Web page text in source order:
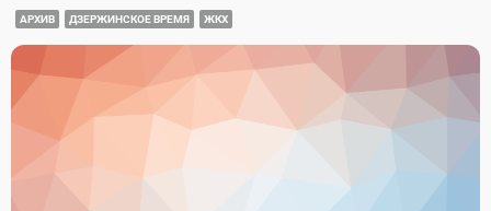
АРХИВ ДЗЕРЖИНСКОЕ ВРЕМЯ ЖКХ